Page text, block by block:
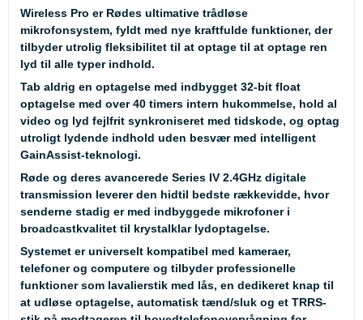
Wireless Pro er Rødes ultimative trådløse
mikrofonsystem, fyldt med nye kraftfulde funktioner, der
tilbyder utrolig fleksibilitet til at optage til at optage ren
lyd til alle typer indhold.
Tab aldrig en optagelse med indbygget 32-bit float
optagelse med over 40 timers intern hukommelse, hold al
video og lyd fejlfrit synkroniseret med tidskode, og optag
utroligt lydende indhold uden besvær med intelligent
GainAssist-teknologi.
Røde og deres avancerede Series IV 2.4GHz digitale
transmission leverer den hidtil bedste rækkevidde, hvor
senderne stadig er med indbyggede mikrofoner i
broadcastkvalitet til krystalklar lydoptagelse.
Systemet er universelt kompatibel med kameraer,
telefoner og computere og tilbyder professionelle
funktioner som lavalierstik med lås, en dedikeret knap til
at udløse optagelse, automatisk tænd/sluk og et TRRS-